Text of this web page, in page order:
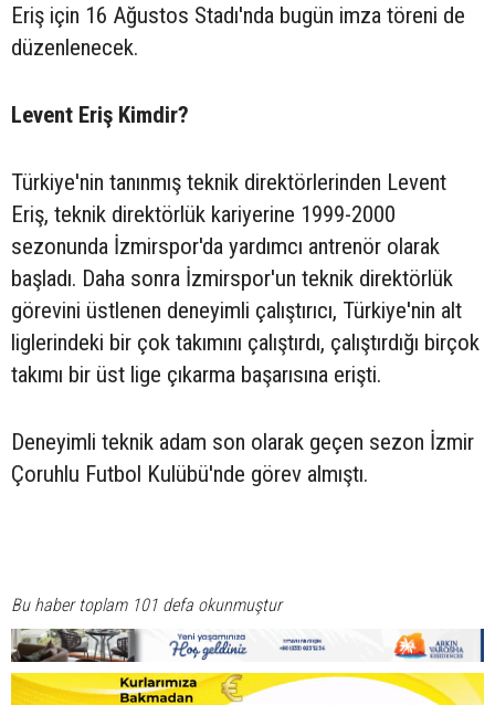
Eriş için 16 Ağustos Stadı'nda bugün imza töreni de
düzenlenecek.
Levent Eriş Kimdir?
Türkiye'nin tanınmış teknik direktörlerinden Levent
Eriş, teknik direktörlük kariyerine 1999-2000
sezonunda İzmirspor'da yardımcı antrenör olarak
başladı. Daha sonra İzmirspor'un teknik direktörlük
görevini üstlenen deneyimli çalıştırıcı, Türkiye'nin alt
liglerindeki bir çok takımını çalıştırdı, çalıştırdığı birçok
takımı bir üst lige çıkarma başarısına erişti.
Deneyimli teknik adam son olarak geçen sezon İzmir
Çoruhlu Futbol Kulübü'nde görev almıştı.
Bu haber toplam 101 defa okunmuştur